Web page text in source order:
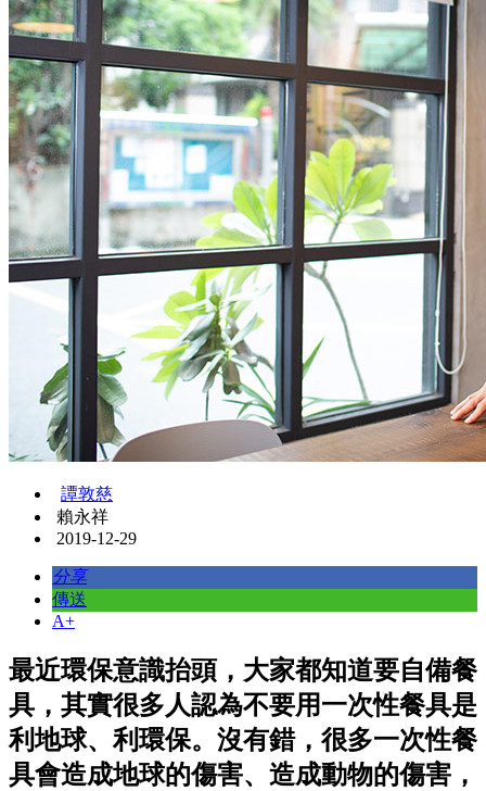
譚敦慈
賴永祥
2019-12-29
分享
傳送
A+
最近環保意識抬頭，大家都知道要自備餐
具，其實很多人認為不要用一次性餐具是
利地球、利環保。沒有錯，很多一次性餐
具會造成地球的傷害、造成動物的傷害，